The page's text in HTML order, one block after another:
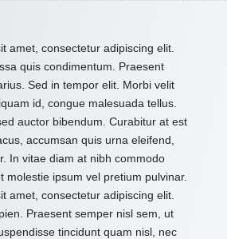
amet, consectetur adipiscing elit.
quis condimentum. Praesent
Sed in tempor elit. Morbi velit
id, congue malesuada tellus.
auctor bibendum. Curabitur at est
accumsan quis urna eleifend,
In vitae diam at nibh commodo
molestie ipsum vel pretium pulvinar.
amet, consectetur adipiscing elit.
Praesent semper nisl sem, ut
tincidunt quam nisl, nec